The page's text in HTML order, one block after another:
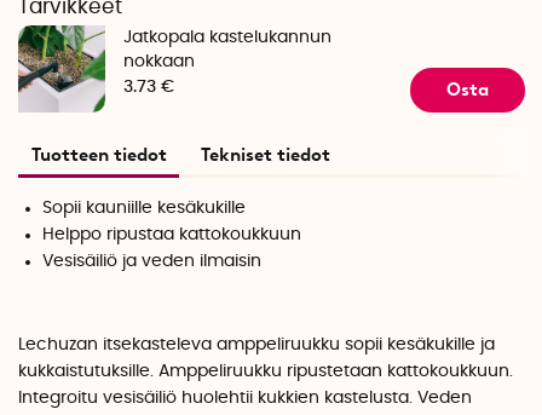
Tarvikkeet
Jatkopala kastelukannun
nokkaan
3.73 €
Osta
Tuotteen tiedot Tekniset tiedot
Sopii kauniille kesäkukille
Helppo ripustaa kattokoukkuun
Vesisäiliö ja veden ilmaisin
Lechuzan itsekasteleva amppeliruukku sopii kesäkukille ja
kukkaistutuksille. Amppeliruukku ripustetaan kattokoukkuun.
Integroitu vesisäiliö huolehtii kukkien kastelusta. Veden